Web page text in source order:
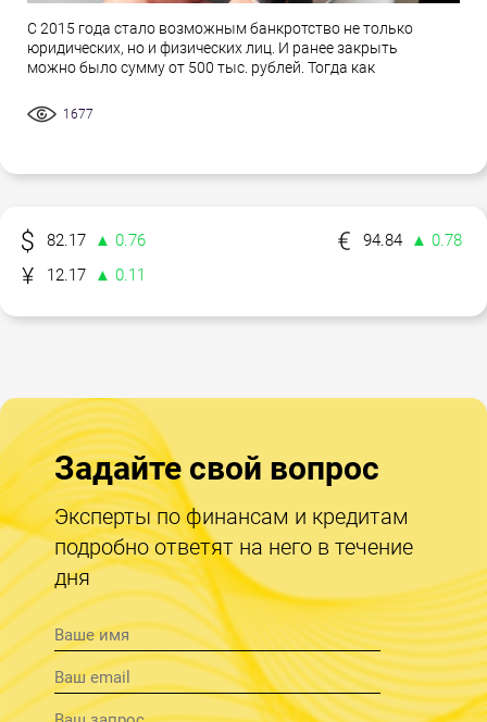
С 2015 года стало возможным банкротство не только
юридических, но и физических лиц. И ранее закрыть
можно было сумму от 500 тыс. рублей. Тогда как
1677
82.17 ▲ 0.76 94.84
▲ 0.78
12.17
▲ 0.11
Задайте свой вопрос
Эксперты по финансам и кредитам
подробно ответят на него в течение
дня